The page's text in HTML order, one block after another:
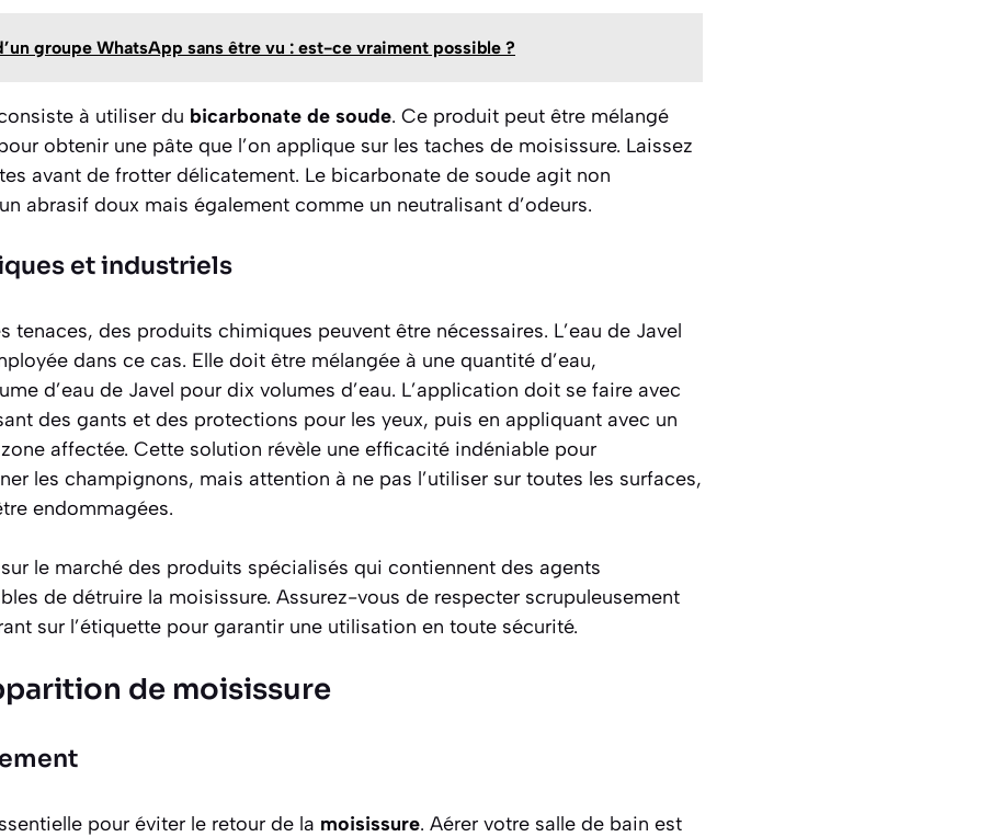
groupe WhatsApp sans être vu : est-ce vraiment possible ?
à utiliser du bicarbonate de soude. Ce produit peut être mélangé
obtenir une pâte que l’on applique sur les taches de moisissure. Laissez
avant de frotter délicatement. Le bicarbonate de soude agit non
abrasif doux mais également comme un neutralisant d’odeurs.
et industriels
tenaces, des produits chimiques peuvent être nécessaires. L’eau de Javel
dans ce cas. Elle doit être mélangée à une quantité d’eau,
d’eau de Javel pour dix volumes d’eau. L’application doit se faire avec
des gants et des protections pour les yeux, puis en appliquant avec un
affectée. Cette solution révèle une efficacité indéniable pour
les champignons, mais attention à ne pas l’utiliser sur toutes les surfaces,
endommagées.
le marché des produits spécialisés qui contiennent des agents
de détruire la moisissure. Assurez-vous de respecter scrupuleusement
sur l’étiquette pour garantir une utilisation en toute sécurité.
de moisissure
pour éviter le retour de la moisissure. Aérer votre salle de bain est